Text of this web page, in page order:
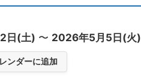
日(土) 〜 2026年5月5日(火)
ンダーに追加